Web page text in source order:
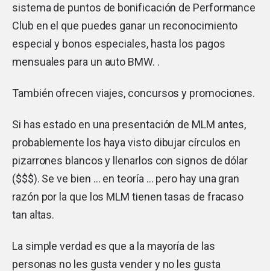
sistema de puntos de bonificación de Performance
Club en el que puedes ganar un reconocimiento
especial y bonos especiales, hasta los pagos
mensuales para un auto BMW. .
También ofrecen viajes, concursos y promociones.
Si has estado en una presentación de MLM antes,
probablemente los haya visto dibujar círculos en
pizarrones blancos y llenarlos con signos de dólar
($$$). Se ve bien … en teoría … pero hay una gran
razón por la que los MLM tienen tasas de fracaso
tan altas.
La simple verdad es que a la mayoría de las
personas no les gusta vender y no les gusta